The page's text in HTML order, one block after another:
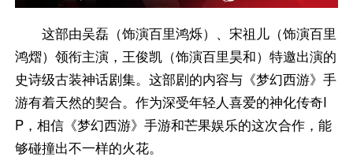
这部由吴磊（饰演百里鸿烁）、宋祖儿（饰演百里
鸿熠）领衔主演，王俊凯（饰演百里昊和）特邀出演的
史诗级古装神话剧集。这部剧的内容与《梦幻西游》手
游有着天然的契合。作为深受年轻人喜爱的神化传奇I
P，相信《梦幻西游》手游和芒果娱乐的这次合作，能
够碰撞出不一样的火花。